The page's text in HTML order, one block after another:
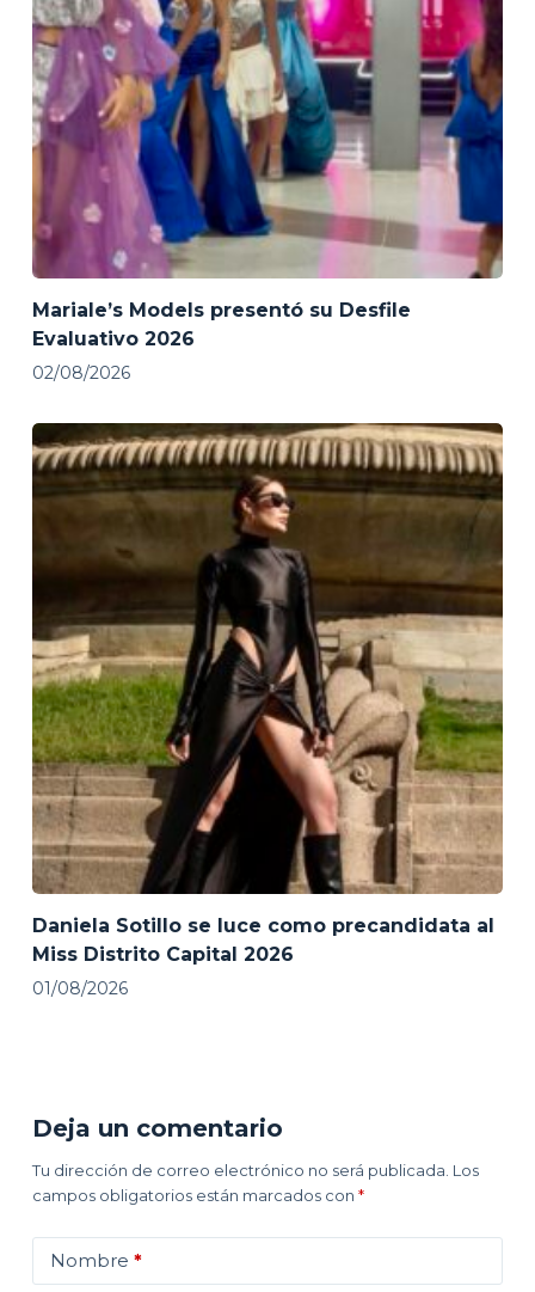
Mariale’s Models presentó su Desfile
Evaluativo 2026
02/08/2026
Daniela Sotillo se luce como precandidata al
Miss Distrito Capital 2026
01/08/2026
Deja un comentario
Tu dirección de correo electrónico no será publicada. Los
campos obligatorios están marcados con *
Nombre *